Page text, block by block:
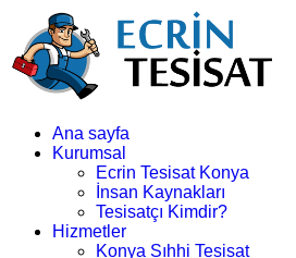
Ana sayfa
Kurumsal
Ecrin Tesisat Konya
İnsan Kaynakları
Tesisatçı Kimdir?
Hizmetler
Konya Sıhhi Tesisat